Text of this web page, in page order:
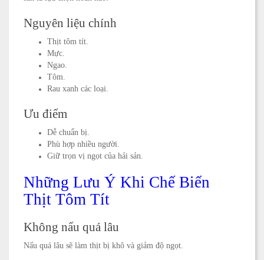
Nguyên liệu chính
Thịt tôm tít.
Mực.
Ngao.
Tôm.
Rau xanh các loại.
Ưu điểm
Dễ chuẩn bị.
Phù hợp nhiều người.
Giữ trọn vị ngọt của hải sản.
Những Lưu Ý Khi Chế Biến
Thịt Tôm Tít
Không nấu quá lâu
Nấu quá lâu sẽ làm thịt bị khô và giảm độ ngọt.